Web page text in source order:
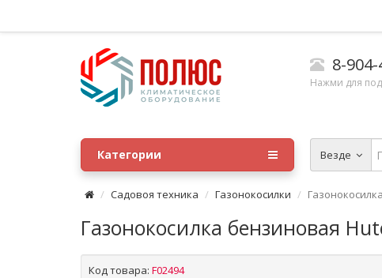
8-
Нажми для
Везде
Категории
Садовоя техника Газонокосилки
Газонокосилка бензиновая
Код товара: F02494